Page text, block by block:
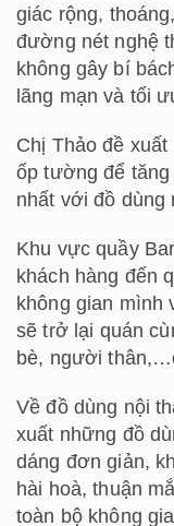
giác rộng,
đường nét nghệ
không gây bí
lãng mạn và tối
Chị Thảo đề
ốp tường để tăng
nhất với đồ dùng
Khu vực quầy
khách hàng đến
không gian
sẽ trở lại quán
bè, người
Về đồ dùng nội
xuất những đồ
dáng đơn giản,
hài hoà, thuận
toàn bộ không